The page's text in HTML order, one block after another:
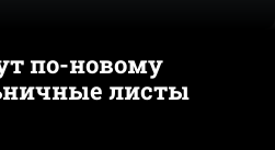
по-новому
листы